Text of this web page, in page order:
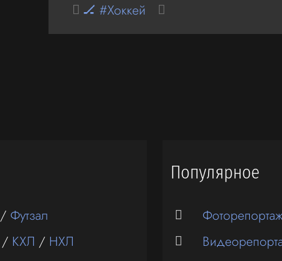
🏒 #Хоккей
/Футзал
/ КХЛ / НХЛ
Популярное